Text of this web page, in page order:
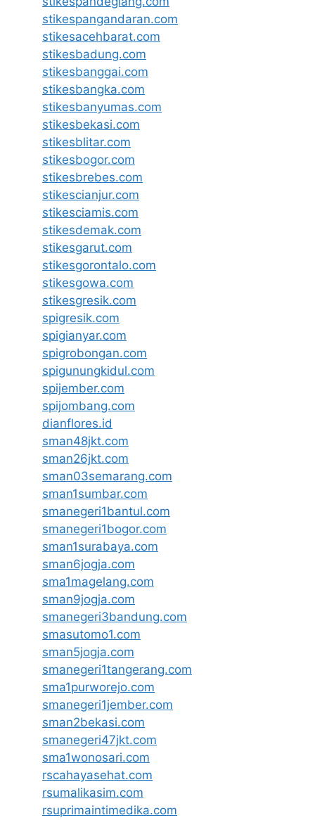
stikespangandaran.com
stikesacehbarat.com
stikesbadung.com
stikesbanggai.com
stikesbangka.com
stikesbanyumas.com
stikesbekasi.com
stikesblitar.com
stikesbogor.com
stikesbrebes.com
stikescianjur.com
stikesciamis.com
stikesdemak.com
stikesgarut.com
stikesgorontalo.com
stikesgowa.com
stikesgresik.com
spigresik.com
spigianyar.com
spigrobongan.com
spigunungkidul.com
spijember.com
spijombang.com
dianflores.id
sman48jkt.com
sman26jkt.com
sman03semarang.com
sman1sumbar.com
smanegeri1bantul.com
smanegeri1bogor.com
sman1surabaya.com
sman6jogja.com
sma1magelang.com
sman9jogja.com
smanegeri3bandung.com
smasutomo1.com
sman5jogja.com
smanegeri1tangerang.com
sma1purworejo.com
smanegeri1jember.com
sman2bekasi.com
smanegeri47jkt.com
sma1wonosari.com
rscahayasehat.com
rsumalikasim.com
rsuprimaintimedika.com